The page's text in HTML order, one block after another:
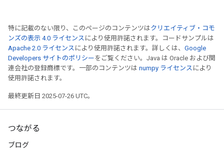
特に記載のない限り、このページのコンテンツはクリエイティブ・コモ
ンズの表示 4.0 ライセンス により使用許諾されます。コードサンプルは
Apache 2.0 ライセンス により使用許諾されます。詳しくは、 Google
Developers サイトのポリシー をご覧ください。Java は Oracle および関
連会社の登録商標です。一部のコンテンツは numpy ライセンス により
使用許諾されます。
最終更新日 2025-07-26 UTC。
つながる
ブログ